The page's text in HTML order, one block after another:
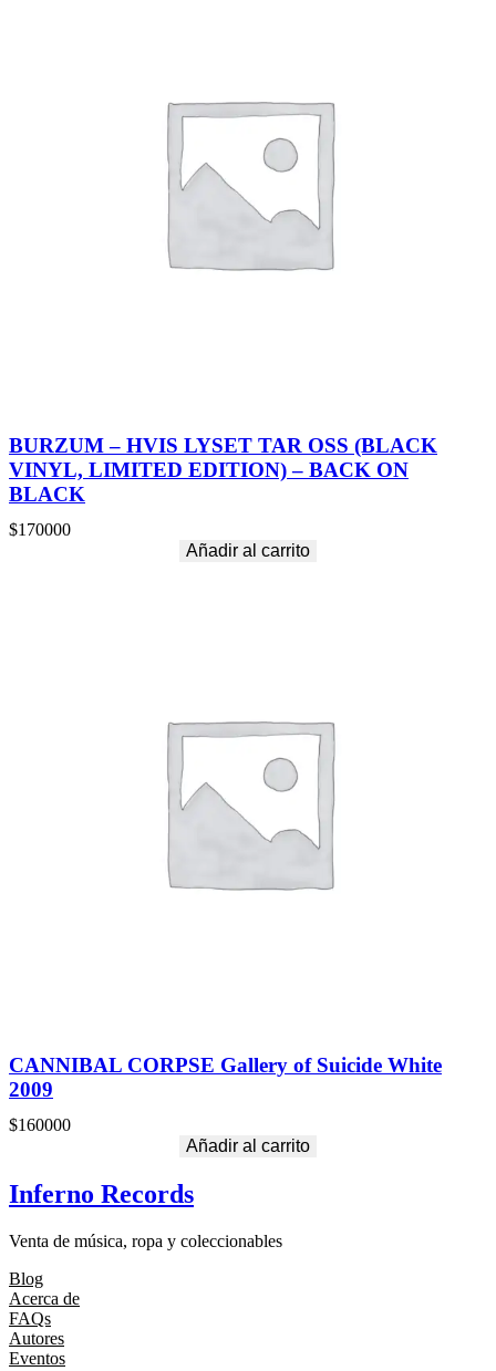
BURZUM – HVIS LYSET TAR OSS (BLACK
VINYL, LIMITED EDITION) – BACK ON
BLACK
$170000
Añadir al carrito
CANNIBAL CORPSE Gallery of Suicide White
2009
$160000
Añadir al carrito
Inferno Records
Venta de música, ropa y coleccionables
Blog
Acerca de
FAQs
Autores
Eventos